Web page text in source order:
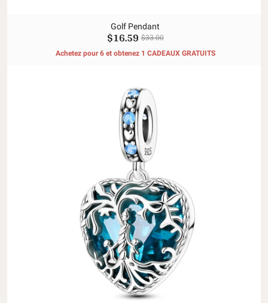
Golf Pendant
$16.59 $33.00
Achetez pour 6 et obtenez 1 CADEAUX GRATUITS